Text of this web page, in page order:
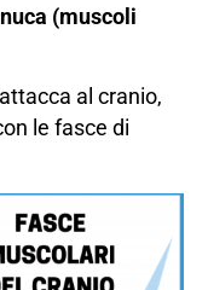
(muscoli
al cranio,
le fasce di